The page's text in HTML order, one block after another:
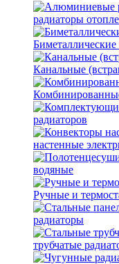
радиаторы
Канальные
радиаторов
настенные
водяные
Ручные и
радиаторы
трубчатые